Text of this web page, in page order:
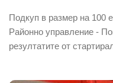
Подкуп в размер на 100
Районно управление -
резултатите от